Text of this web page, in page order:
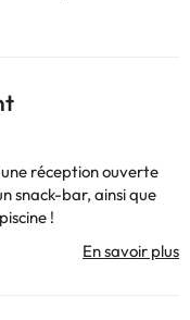
réception ouverte
snack-bar, ainsi que
!
pourrez profiter d'un
sauna, douche